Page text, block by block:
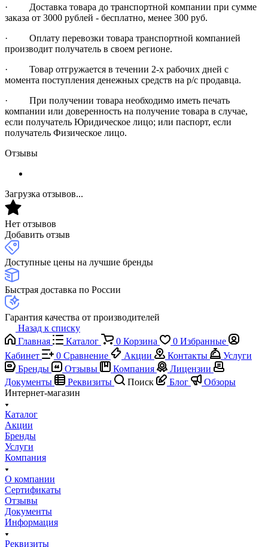
· Доставка товара до транспортной компании при сумме
заказа от 3000 рублей - бесплатно, менее 300 руб.
· Оплату перевозки товара транспортной компанией
производит получатель в своем регионе.
· Товар отгружается в течении 2-х рабочих дней с
момента поступления денежных средств на р/с продавца.
· При получении товара необходимо иметь печать
компании или доверенность на получение товара в случае,
если получатель Юридическое лицо; или паспорт, если
получатель Физическое лицо.
Отзывы
Загрузка отзывов...
Нет отзывов
Добавить отзыв
Доступные цены на лучшие бренды
Быстрая доставка по России
Гарантия качества от производителей
Назад к списку
Главная
Каталог 0 Корзина 0 Избранные
Кабинет
0 Сравнение Акции Контакты
Услуги
Бренды
Отзывы Компания
Лицензии
Документы
Реквизиты Поиск Блог
Обзоры
Интернет-магазин
Каталог
Акции
Бренды
Услуги
Компания
О компании
Сертификаты
Отзывы
Документы
Информация
Реквизиты